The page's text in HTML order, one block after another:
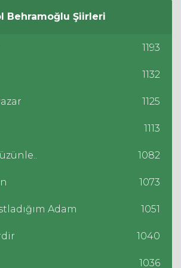
Behramoğlu Şiirleri
1193
1132
1125
1113
1082
1073
Adam 1051
1040
1036